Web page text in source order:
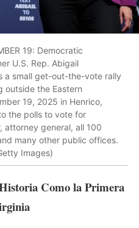
19: Democratic
U.S. Rep. Abigail
a small get-out-the-vote rally
outside the Eastern
19, 2025 in Henrico,
the polls to vote for
attorney general, all 100
many other public offices.
Images)
Como la Primera